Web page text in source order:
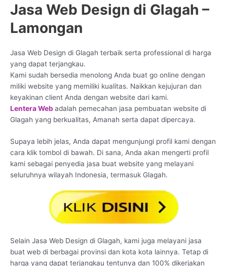
Jasa Web Design di Glagah –
Lamongan
Jasa Web Design di Glagah terbaik serta professional di harga
yang dapat terjangkau.
Kami sudah bersedia menolong Anda buat go online dengan
miliki website yang memiliki kualitas. Naikkan kejujuran dan
keyakinan client Anda dengan website dari kami.
Lentera Web adalah pemecahan jasa pembuatan website di
Glagah yang berkualitas, Amanah serta dapat dipercaya.
Supaya lebih jelas, Anda dapat mengunjungi profil kami dengan
cara klik tombol di bawah. Di sana, Anda akan mengerti profil
kami sebagai penyedia jasa buat website yang melayani
seluruhnya wilayah Indonesia, termasuk Glagah.
Selain Jasa Web Design di Glagah, kami juga melayani jasa
buat web di berbagai provinsi dan kota kota lainnya. Tetap di
harga yang dapat terjangkau tentunya dan 100% dikerjakan